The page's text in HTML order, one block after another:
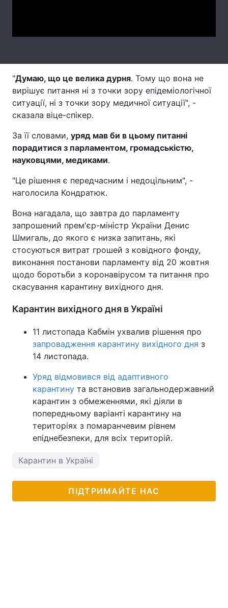
Контакти
Тема оформлення
"Думаю, що це велика дурня. Тому що вона не
вирішує питання ні з точки зору епідеміологічної
ситуації, ні з точки зору медичної ситуації", -
сказала віце-спікер.
За її словами, уряд мав би в цьому питанні
порадитися з парламентом, громадськістю,
науковцями, медиками.
"Це рішення є передчасним і недоцільним", -
наголосила Кондратюк.
Вона нагадала, що завтра до парламенту
запрошений прем'єр-міністр України Денис
Шмигаль, до якого є низка запитань, які
стосуються витрат грошей з ковідного фонду,
виконання постанови парламенту від 20 жовтня
щодо боротьби з коронавірусом та питання про
скасування карантину вихідного дня.
Карантин вихідного дня в Україні
11 листопада Кабмін ухвалив рішення про
запровадження карантину вихідного дня з
14 листопада.
Уряд відмовився від адаптивного
карантину та встановив загальнодержавний
карантин з обмеженнями, які діяли в
попередньому варіанті карантину на
територіях з помаранчевим рівнем
епіднебезпеки, для всіх територій.
Карантин в Україні
ПІДТРИМАЙТЕ НАС